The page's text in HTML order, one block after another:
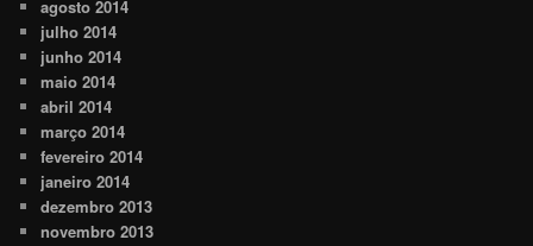
agosto 2014
julho 2014
junho 2014
maio 2014
abril 2014
março 2014
fevereiro 2014
janeiro 2014
dezembro 2013
novembro 2013